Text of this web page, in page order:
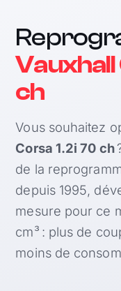
Vauxhall
ch
Vous souhaitez
Corsa 1.2i 70 ch
de la
depuis 1995,
mesure pour ce
cm³ : plus de
moins de